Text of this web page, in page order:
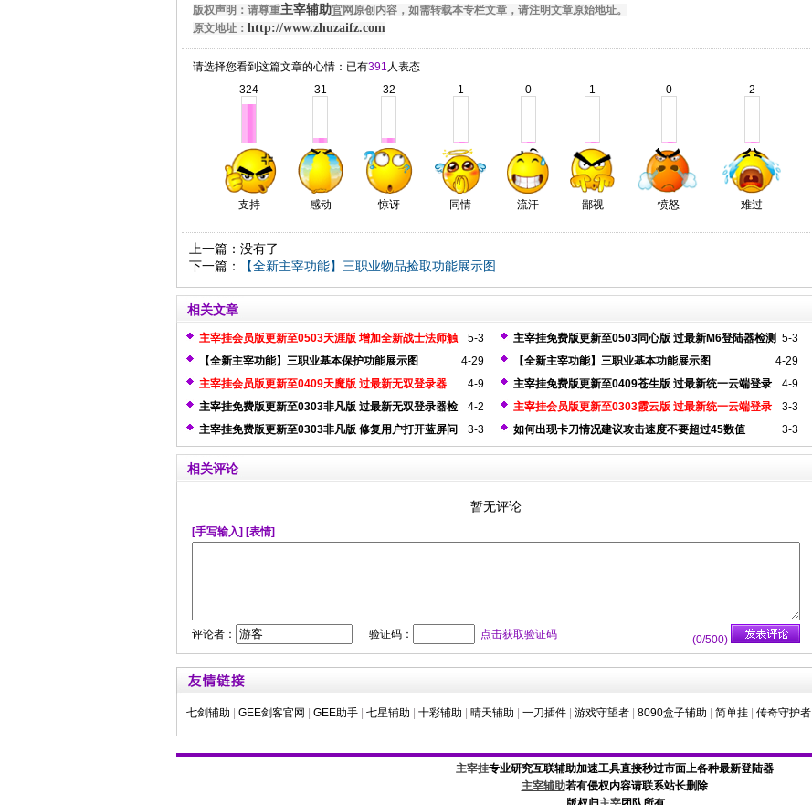
版权声明：请尊重主宰辅助官网原创内容，如需转载本专栏文章，请注明文章原始地址。
原文地址： http://www.zhuzaifz.com
请选择您看到这篇文章的心情：已有391 人表态
324
支持
31
感动
32
惊讶
1
同情
0
流汗
1
鄙视
0
愤怒
2
难过
上一篇：没有了
下一篇：
【全新主宰功能】三职业物品捡取功能展示图
相关文章
5-3
主宰挂会员版更新至0503天涯版 增加全新战士法师触
发功能
5-3
主宰挂免费版更新至0503同心版 过最新M6登陆器检测
4-29
【全新主宰功能】三职业基本保护功能展示图 4-29
【全新主宰功能】三职业基本功能展示图
4-9
主宰挂会员版更新至0409天魔版 过最新无双登录器 4-9
主宰挂免费版更新至0409苍生版 过最新统一云端登录
器
4-2
主宰挂免费版更新至0303非凡版 过最新无双登录器检
测
3-3
主宰挂会员版更新至0303霞云版 过最新统一云端登录
器检测
3-3
主宰挂免费版更新至0303非凡版 修复用户打开蓝屏问
题
3-3
如何出现卡刀情况建议攻击速度不要超过45数值
相关评论
暂无评论
[手写输入] [表情]
(0/500)
评论者： 验证码： 点击获取验证码
七剑辅助 GEE剑客官网 GEE助手 七星辅助 十彩辅助 晴天辅助 一刀插件 游戏守望者 8090盒子辅助 简单挂 传奇守护者
主宰挂专业研究互联辅助加速工具直接秒过市面上各种最新登陆器
主宰辅助若有侵权内容请联系站长删除